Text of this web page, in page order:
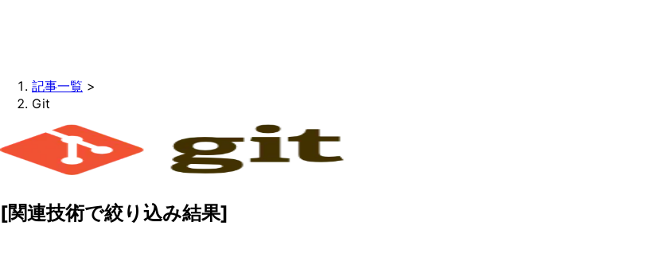
記事一覧 >
Git
[関連技術で絞り込み結果]